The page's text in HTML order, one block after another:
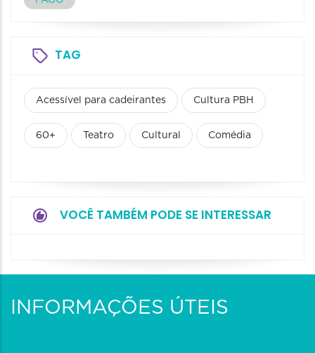
TAG
Acessível para cadeirantes Cultura PBH
60+ Teatro Cultural Comédia
VOCÊ TAMBÉM PODE SE INTERESSAR
INFORMAÇÕES ÚTEIS